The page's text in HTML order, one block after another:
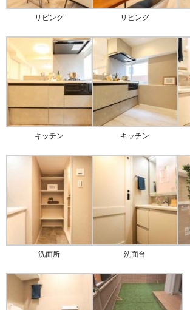
リビング リビング
キッチン キッチン
洗面所 洗面台